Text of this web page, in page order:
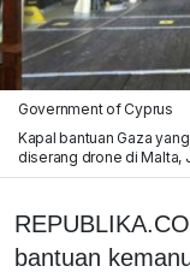
Government of Cyprus
Kapal bantuan Gaza
diserang drone di Malta,
bantuan